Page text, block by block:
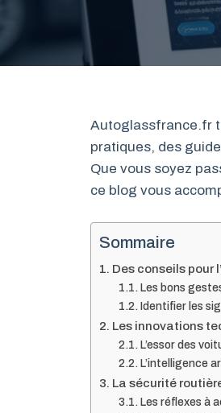
Autoglassfrance.fr
pratiques, des
Que vous soyez
ce blog vous
Sommaire
Des conseils pour
Les bons
Identifier les
Les innovations
L’essor des
L’intelligence
La sécurité
Les réflexes à